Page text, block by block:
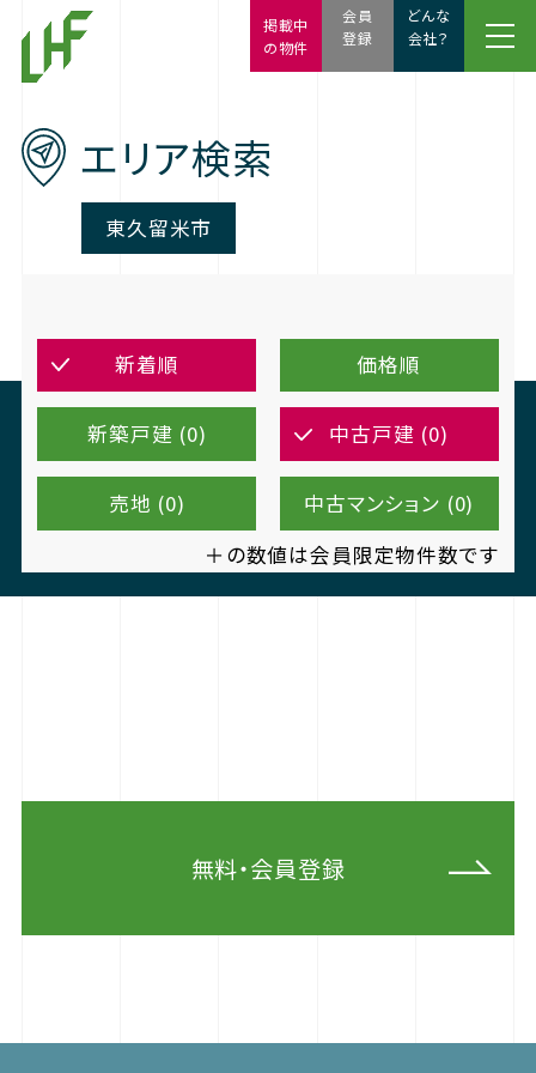
エリア検索
東久留米市
新着順 価格順
新築戸建 (0) 中古戸建 (0)
売地 (0)
中古マンション (0)
＋の数値は会員限定物件数です
無料・会員登録
会員
登録
どんな
会社？
掲載中
の物件